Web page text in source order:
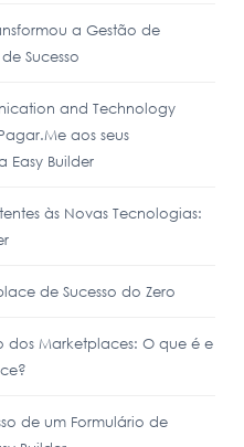
a Gestão de
Sucesso
and Technology
aos seus
Easy Builder
às Novas Tecnologias:
de Sucesso do Zero
dos Marketplaces: O que é e
de um Formulário de